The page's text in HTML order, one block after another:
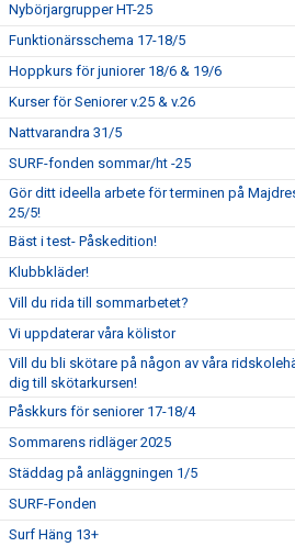
Nybörjargrupper HT-25
Funktionärsschema 17-18/5
Hoppkurs för juniorer 18/6 & 19/6
Kurser för Seniorer v.25 & v.26
Nattvarandra 31/5
SURF-fonden sommar/ht -25
Gör ditt ideella arbete för terminen på
25/5!
Bäst i test- Påskedition!
Klubbkläder!
Vill du rida till sommarbetet?
Vi uppdaterar våra kölistor
Vill du bli skötare på någon av våra
dig till skötarkursen!
Påskkurs för seniorer 17-18/4
Sommarens ridläger 2025
Städdag på anläggningen 1/5
SURF-Fonden
Surf Häng 13+